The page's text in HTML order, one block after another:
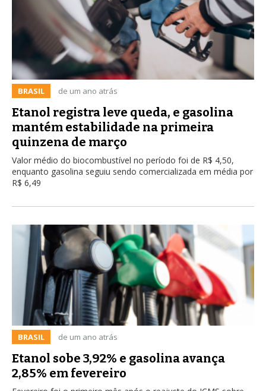
BRASIL de um ano atrás
Etanol registra leve queda, e gasolina
mantém estabilidade na primeira
quinzena de março
Valor médio do biocombustível no período foi de R$ 4,50,
enquanto gasolina seguiu sendo comercializada em média por
R$ 6,49
BRASIL de um ano atrás
Etanol sobe 3,92% e gasolina avança
2,85% em fevereiro